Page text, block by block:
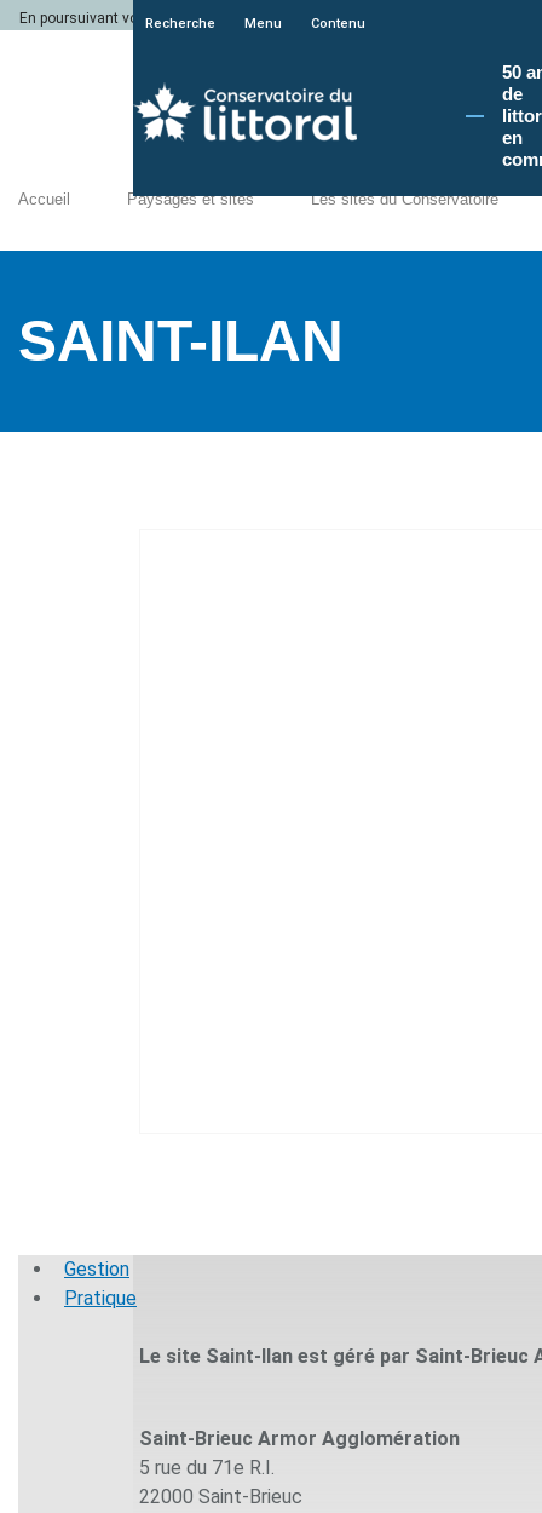
En poursuivant votre navigation sur le site du Conservatoire du littoral, vous
Recherche Menu Contenu
50
de
en
Accueil Paysages et sites Les sites du Conservatoire
SAINT-ILAN
Gestion
Pratique
Le site Saint-Ilan est géré par Saint-Brieuc
Saint-Brieuc Armor Agglomération
5 rue du 71e R.I.
22000 Saint-Brieuc